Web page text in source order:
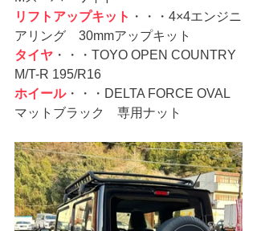
リフトアップキット ・・・4×4エンジニ
アリング　30mmアップキット
タイヤ ・・・TOYO OPEN COUNTRY
M/T-R 195/R16
ホイール・・・DELTA FORCE OVAL
マットブラック　専用ナット